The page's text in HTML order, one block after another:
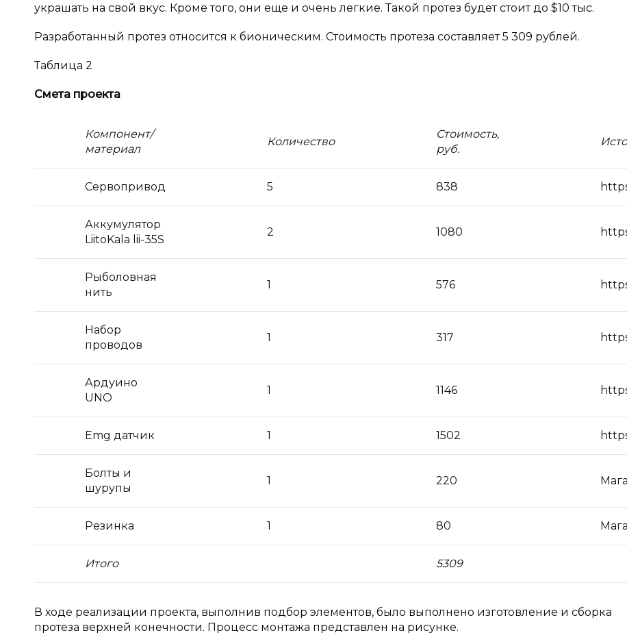
украшать на свой вкус. Кроме того, они еще и очень легкие. Такой протез будет стоит до $10 тыс.
Разработанный протез относится к бионическим. Стоимость протеза составляет 5 309 рублей.
Таблица 2
Смета проекта
Компонент/
материал
Количество
Стоимость,
руб.
Сервопривод 5 838
Аккумулятор
LiitoKala lii-35S
2 1080
Рыболовная
нить
1 576
Набор
проводов
1 317
Ардуино
UNO
1 1146
Emg датчик 1 1502
Болты и
шурупы
1 220
Резинка 1 80
Итого 5309
В ходе реализации проекта, выполнив подбор элементов, было выполнено изготовление и сборка
протеза верхней конечности. Процесс монтажа представлен на рисунке.